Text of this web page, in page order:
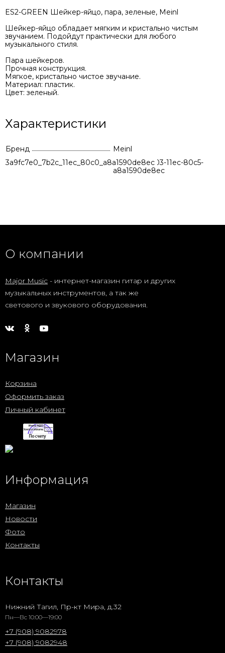
ES2-GREEN Шейкер-яйцо, пара, зеленые, Meinl
Шейкер-яйцо обладает мягким и кристально чистым
звучанием. Подойдут практически для любого
музыкального стиля.
Пара шейкеров.
Прочная конструкция.
Мягкое, кристально чистое звучание.
Материал: пластик.
Цвет: зеленый.
Характеристики
Бренд
Meinl
3a9fc7e0_7b2c_11ec_80c0_a8a1590de8ec7b9d51fd-8f03-11ec-80c5-
a8a1590de8ec
О компании
Major Music - интернет-магазин гитар и других
музыкальных инструментов, а так же
светового и звукового оборудования.
Магазин
Корзина
Оформить заказ
Личный кабинет
Информация
Магазин
Новости
Фото
Контакты
Контакты
Нижний Тагил, Пр-кт Мира, д.32
Пн—Вс 10:00—19:00
+7 (908) 9082978
+7 (908) 9082948